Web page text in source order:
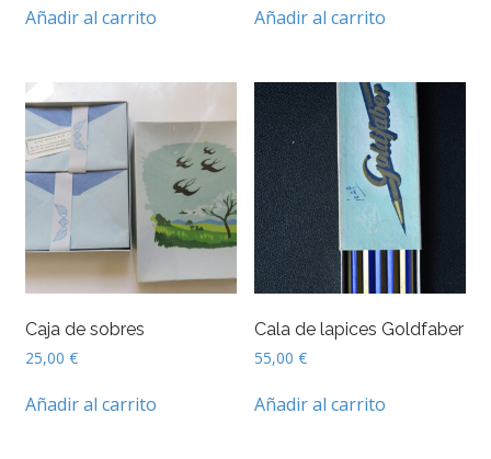
Añadir al carrito Añadir al carrito
Caja de sobres
25,00 €
Añadir al carrito
Cala de lapices Goldfaber
55,00€
Añadir al carrito